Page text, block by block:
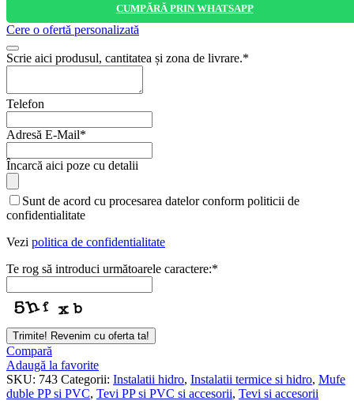
CUMPĂRĂ PRIN WHATSAPP
Cere o ofertă personalizată
Scrie aici produsul, cantitatea și zona de livrare.*
Telefon
Adresă E-Mail*
Your
Website
Încarcă aici poze cu detalii
Sunt de acord cu procesarea datelor conform politicii de
confidentialitate
Vezi politica de confidentialitate
Te rog să introduci următoarele caractere:*
Trimite! Revenim cu oferta ta!
Compară
Adaugă la favorite
SKU: 743 Categorii: Instalatii hidro, Instalatii termice si hidro, Mufe
duble PP si PVC, Tevi PP si PVC si accesorii, Tevi si accesorii